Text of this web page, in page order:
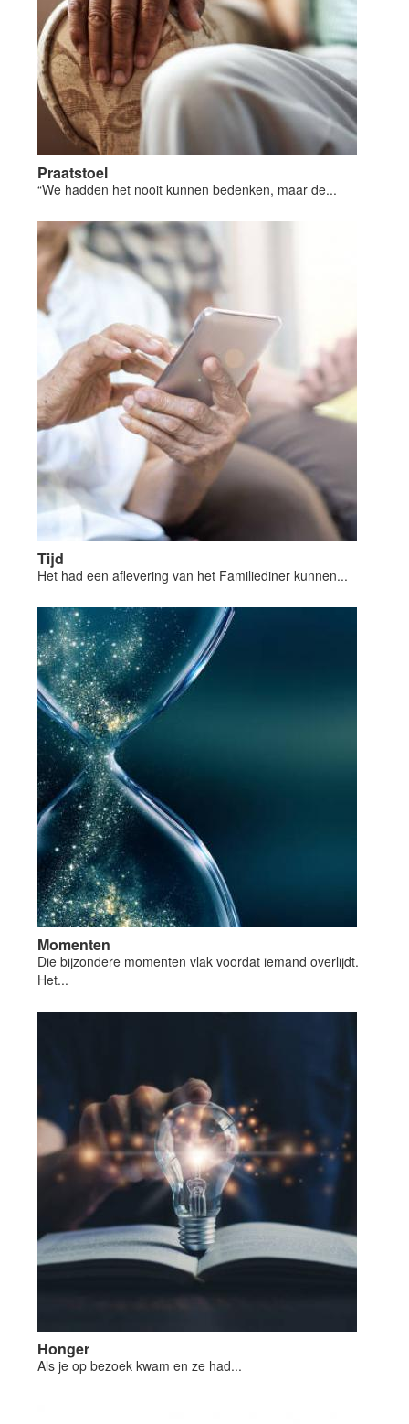
Praatstoel
“We hadden het nooit kunnen bedenken, maar de...
Tijd
Het had een aflevering van het Familiediner kunnen...
Momenten
Die bijzondere momenten vlak voordat iemand overlijdt.
Het...
Honger
Als je op bezoek kwam en ze had...